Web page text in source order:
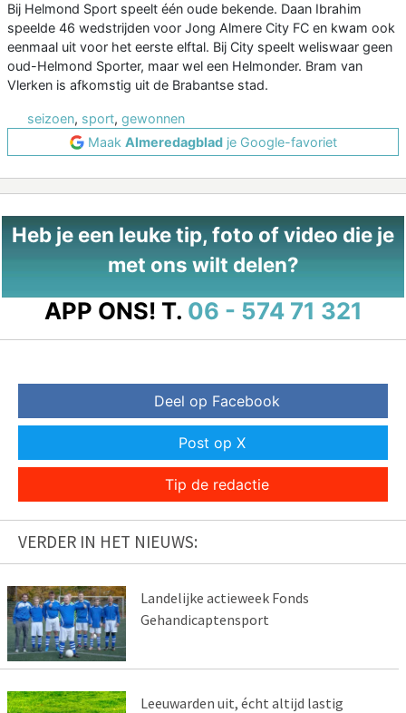
Bij Helmond Sport speelt één oude bekende. Daan Ibrahim
speelde 46 wedstrijden voor Jong Almere City FC en kwam ook
eenmaal uit voor het eerste elftal. Bij City speelt weliswaar geen
oud-Helmond Sporter, maar wel een Helmonder. Bram van
Vlerken is afkomstig uit de Brabantse stad.
seizoen, sport, gewonnen
Maak Almeredagbladje Google-favoriet
Heb je een leuke tip, foto of video die je
met ons wilt delen?
APP ONS! T. 06 - 574 71 321
Deel op Facebook
Post op X
Tip de redactie
VERDER IN HET NIEUWS:
Landelijke actieweek Fonds
Gehandicaptensport
Leeuwarden uit, écht altijd lastig